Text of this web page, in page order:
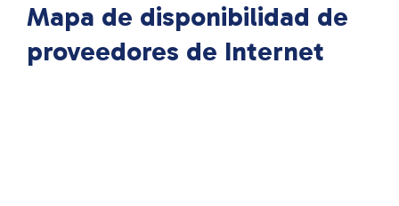
Mapa de disponibilidad de
proveedores de Internet